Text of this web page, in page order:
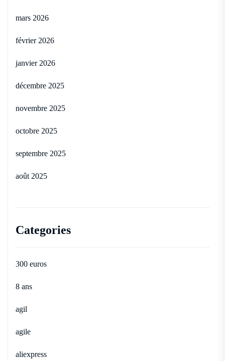
mars 2026
février 2026
janvier 2026
décembre 2025
novembre 2025
octobre 2025
septembre 2025
août 2025
Categories
300 euros
8 ans
agil
agile
aliexpress